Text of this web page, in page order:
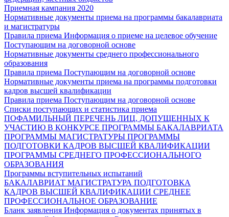
Приемная кампания 2020
Нормативные документы приема на программы бакалавриата
и магистратуры
Правила приема Информация о приеме на целевое обучение
Поступающим на договорной основе
Нормативные документы среднего профессионального
образования
Правила приема Поступающим на договорной основе
Нормативные документы приема на программы подготовки
кадров высшей квалификации
Правила приема Поступающим на договорной основе
Списки поступающих и статистика приема
ПОФАМИЛЬНЫЙ ПЕРЕЧЕНЬ ЛИЦ, ДОПУЩЕННЫХ К
УЧАСТИЮ В КОНКУРСЕ ПРОГРАММЫ БАКАЛАВРИАТА
ПРОГРАММЫ МАГИСТРАТУРЫ ПРОГРАММЫ
ПОДГОТОВКИ КАДРОВ ВЫСШЕЙ КВАЛИФИКАЦИИ
ПРОГРАММЫ СРЕДНЕГО ПРОФЕССИОНАЛЬНОГО
ОБРАЗОВАНИЯ
Программы вступительных испытаний
БАКАЛАВРИАТ МАГИСТРАТУРА ПОДГОТОВКА
КАДРОВ ВЫСШЕЙ КВАЛИФИКАЦИИ СРЕДНЕЕ
ПРОФЕССИОНАЛЬНОЕ ОБРАЗОВАНИЕ
Бланк заявления Информация о документах принятых в